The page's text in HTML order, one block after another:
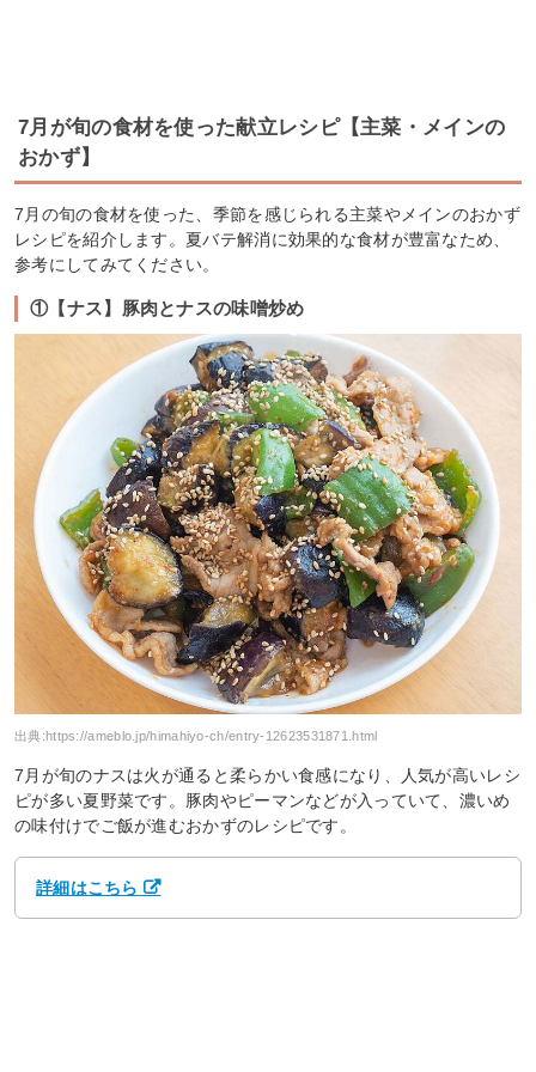
7月が旬の食材を使った献立レシピ【主菜・メインの
おかず】
7月の旬の食材を使った、季節を感じられる主菜やメインのおかず
レシピを紹介します。夏バテ解消に効果的な食材が豊富なため、
参考にしてみてください。
①【ナス】豚肉とナスの味噌炒め
出典: https://ameblo.jp/himahiyo-ch/entry-12623531871.html
7月が旬のナスは火が通ると柔らかい食感になり、人気が高いレシ
ピが多い夏野菜です。豚肉やピーマンなどが入っていて、濃いめ
の味付けでご飯が進むおかずのレシピです。
詳細はこちら